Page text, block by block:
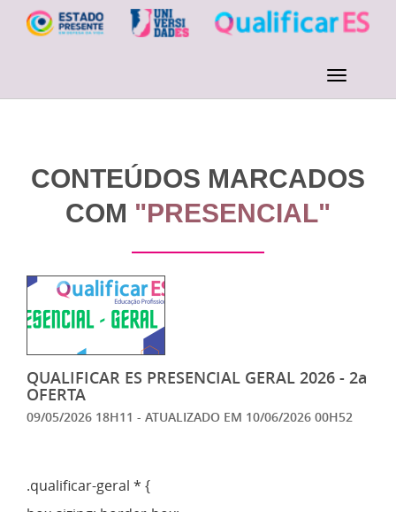
CONTEÚDOS MARCADOS
COM "PRESENCIAL"
QUALIFICAR ES PRESENCIAL GERAL 2026 - 2a
OFERTA
09/05/2026 18H11 - ATUALIZADO EM 10/06/2026 00H52
.qualificar-geral * {